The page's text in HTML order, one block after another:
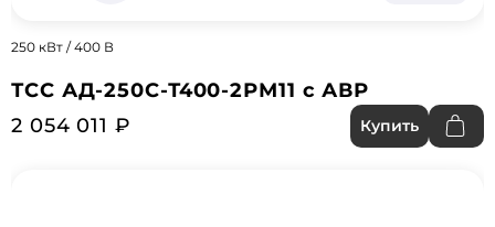
250 кВт / 400 В
ТСС АД-250С-Т400-2РМ11 с АВР
2 054 011 ₽
Купить